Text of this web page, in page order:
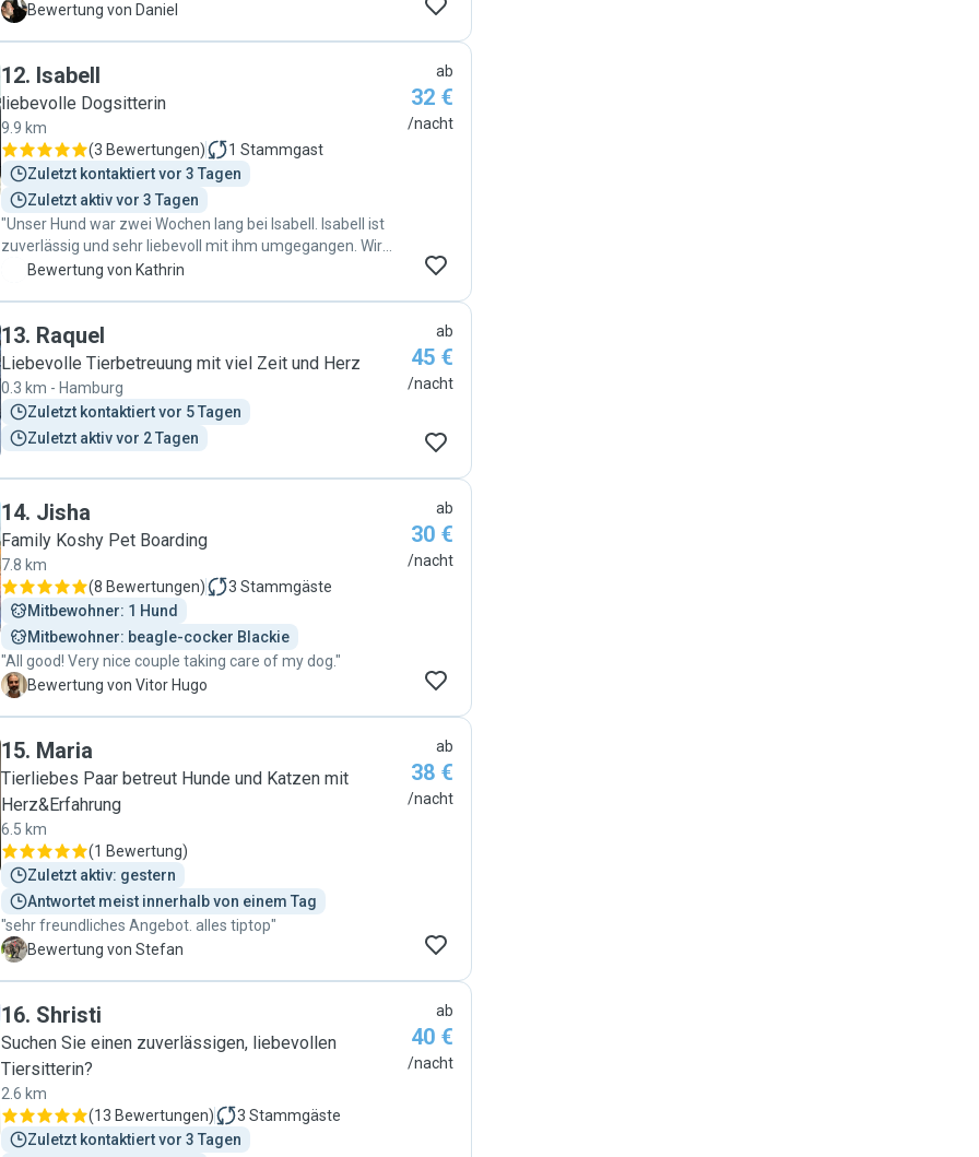
D Bewertung von Daniel
12. Isabell
liebevolle Dogsitterin
9.9 km
(3 Bewertungen) 1 Stammgast
Zuletzt kontaktiert vor 3 Tagen
Zuletzt aktiv vor 3 Tagen
"Unser Hund war zwei Wochen lang bei Isabell. Isabell ist
zuverlässig und sehr liebevoll mit ihm umgegangen. Wir
würden ihr unseren Hund jederzeit wieder anvertrauen."
Bewertung von Kathrin
ab
32 €
/nacht
13. Raquel
Liebevolle Tierbetreuung mit viel Zeit und Herz
0.3 km - Hamburg
Zuletzt kontaktiert vor 5 Tagen
Zuletzt aktiv vor 2 Tagen
ab
45 €
/nacht
14. Jisha
Family Koshy Pet Boarding
7.8 km
(8 Bewertungen) 3 Stammgäste
Mitbewohner: 1 Hund
Mitbewohner: beagle-cocker Blackie
"All good! Very nice couple taking care of my dog."
V Bewertung von Vitor Hugo
ab
30 €
/nacht
15. Maria
Tierliebes Paar betreut Hunde und Katzen mit
Herz&Erfahrung
6.5 km
(1 Bewertung)
Zuletzt aktiv: gestern
Antwortet meist innerhalb von einem Tag
"sehr freundliches Angebot. alles tiptop"
S Bewertung von Stefan
ab
38 €
/nacht
16. Shristi
Suchen Sie einen zuverlässigen, liebevollen
Tiersitterin?
2.6 km
(13 Bewertungen) 3 Stammgäste
Zuletzt kontaktiert vor 3 Tagen
ab
40 €
/nacht